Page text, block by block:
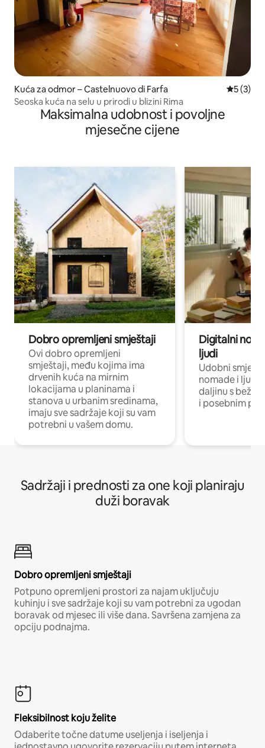
Kuća za odmor – Castelnuovo di Farfa
5 (3)
Seoska kuća na selu u prirodi u blizini Rima
Maksimalna udobnost i povoljne
mjesečne cijene
Dobro opremljeni smještaji
Ovi dobro opremljeni
smještaji, među kojima ima
drvenih kuća na mirnim
lokacijama u planinama i
stanova u urbanim sredinama,
imaju sve sadržaje koji su vam
potrebni u vašem domu.
Digitalni
ljudi
Udobni
nomade i ljude
daljinu s
i posebnim
Sadržaji i prednosti za one koji planiraju
duži boravak
Dobro opremljeni smještaji
Potpuno opremljeni prostori za najam uključuju
kuhinju i sve sadržaje koji su vam potrebni za ugodan
boravak od mjesec ili više dana. Savršena zamjena za
opciju podnajma.
Fleksibilnost koju želite
Odaberite točne datume useljenja i iseljenja i